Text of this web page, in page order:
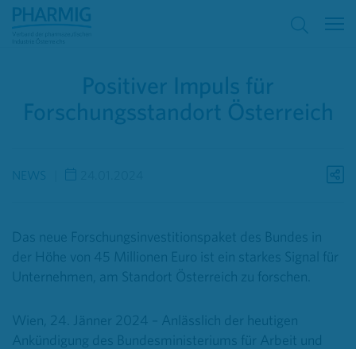
Positiver Impuls für
Forschungsstandort Österreich
NEWS
Das neue Forschungsinvestitionspaket des Bundes in
der Höhe von 45 Millionen Euro ist ein starkes Signal für
Unternehmen, am Standort Österreich zu forschen.
Wien, 24. Jänner 2024 – Anlässlich der heutigen
Ankündigung des Bundesministeriums für Arbeit und